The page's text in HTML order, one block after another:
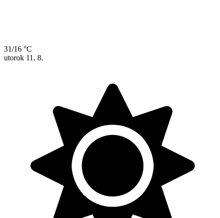
31/16 °C
utorok 11. 8.